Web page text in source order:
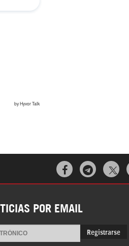

POR EMAIL
Registrarse